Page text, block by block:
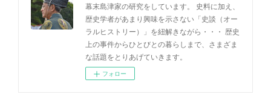
幕末島津家の研究をしています。 史料に加え、
歴史学者があまり興味を示さない「史談（オー
ラルヒストリー）」を紐解きながら・・・ 歴史
上の事件からひとびとの暮らしまで、さまざま
な話題をとりあげていきます。
フォロー